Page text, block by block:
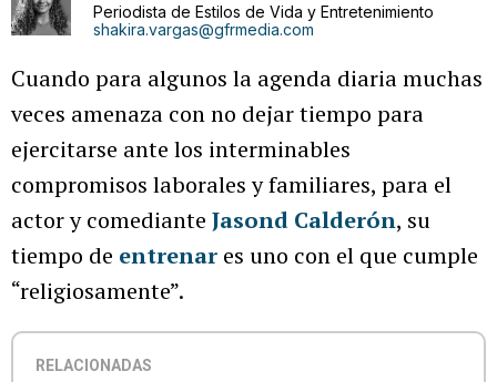
Periodista de Estilos de Vida y Entretenimiento
shakira.vargas@gfrmedia.com
Cuando para algunos la agenda diaria muchas
veces amenaza con no dejar tiempo para
ejercitarse ante los interminables
compromisos laborales y familiares, para el
actor y comediante Jasond Calderón, su
tiempo de entrenar es uno con el que cumple
“religiosamente”.
RELACIONADAS